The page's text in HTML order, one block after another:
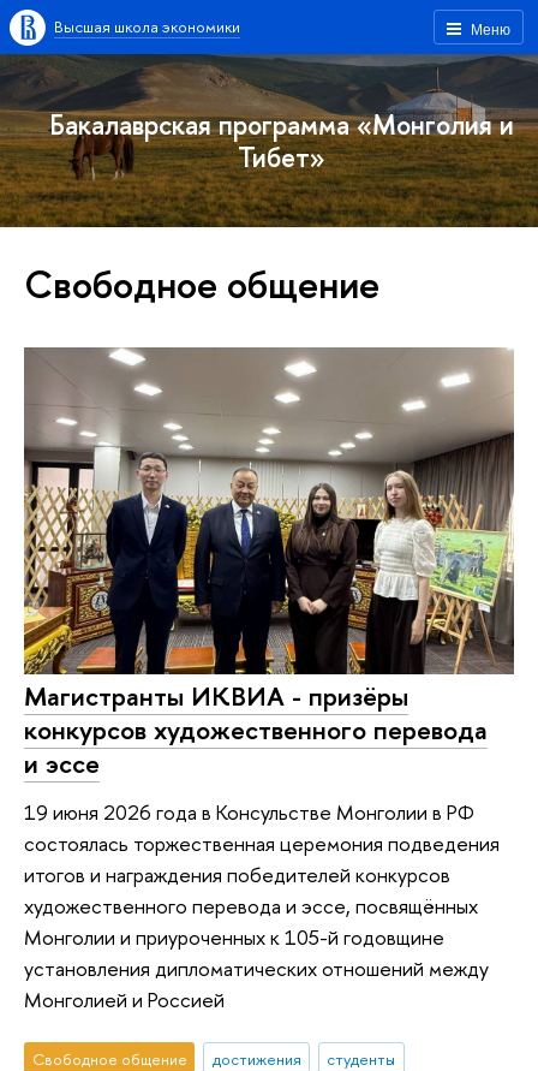
Меню
Высшая школа экономики
Бакалаврская программа «Монголия и
Тибет»
Свободное общение
Магистранты ИКВИА - призёры
конкурсов художественного перевода
и эссе
19 июня 2026 года в Консульстве Монголии в РФ
состоялась торжественная церемония подведения
итогов и награждения победителей конкурсов
художественного перевода и эссе, посвящённых
Монголии и приуроченных к 105-й годовщине
установления дипломатических отношений между
Монголией и Россией
Свободное общение достижения студенты